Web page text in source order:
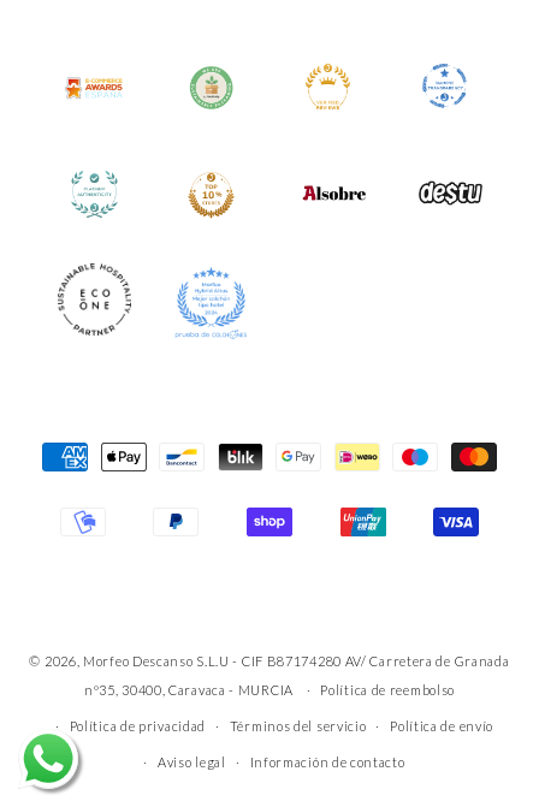
pago
© 2026, Morfeo Descanso S.L.U - CIF B87174280 AV/ Carretera de Granada
nº35, 30400, Caravaca - MURCIA
Política de reembolso
Política de privacidad Términos del servicio Política de envío
Aviso legal Información de contacto